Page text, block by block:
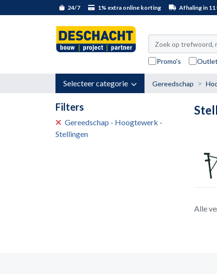
24/7 1% extra online korting Afhaling in
Promo's Outlet
Selecteer categorie Gereedschap
Filters
Gereedschap - Hoogtewerk -
Stellingen
Alle